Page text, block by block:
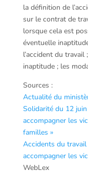
la définition de
sur le contrat de
lorsque cela est
éventuelle
l’accident du
inaptitude ; les
Sources :
Actualité du
Solidarité du 12
accompagner les
familles »
Accidents du
accompagner les
WebLex